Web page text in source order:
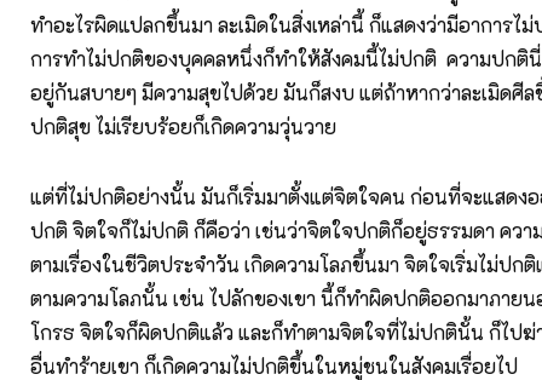
ทำอะไรผิดแปลกขึ้นมา ละเมิดในสิ่งเหล่านี้ ก็แสดงว่ามีอาการไ
การทำไม่ปกติของบุคคลหนึ่งก็ทำให้สังคมนี้ไม่ปกติ ความปกติ
อยู่กันสบายๆ มีความสุขไปด้วย มันก็สงบ แต่ถ้าหากว่าละเมิดศีล
ปกติสุข ไม่เรียบร้อยก็เกิดความวุ่นวาย
แต่ที่ไม่ปกติอย่างนั้น มันก็เริ่มมาตั้งแต่จิตใจคน ก่อนที่จะแสดง
ปกติ จิตใจก็ไม่ปกติ ก็คือว่า เช่นว่าจิตใจปกติก็อยู่ธรรมดา ควา
ตามเรื่องในชีวิตประจำวัน เกิดความโลภขึ้นมา จิตใจเริ่มไม่ปก
ตามความโลภนั้น เช่น ไปลักของเขา นี้ก็ทำผิดปกติออกมาภาย
โกรธ จิตใจก็ผิดปกติแล้ว และก็ทำตามจิตใจที่ไม่ปกตินั้น ก็ไปฆ่
อื่นทำร้ายเขา ก็เกิดความไม่ปกติขึ้นในหมู่ชนในสังคมเรื่อยไป